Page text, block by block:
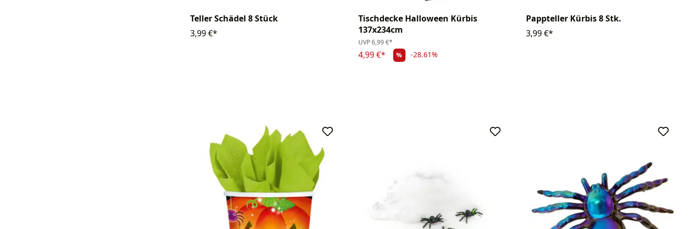
Teller Schädel 8 Stück
3,99 €*
Tischdecke Halloween Kürbis
137x234cm
UVP6,99 €*
4,99 €* % -28.61%
Pappteller Kürbis 8 Stk.
3,99 €*